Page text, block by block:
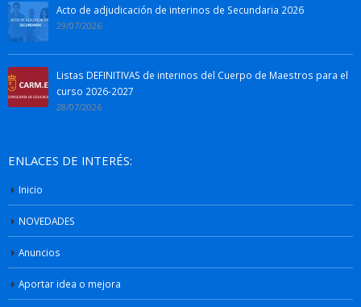
Acto de adjudicación de interinos de Secundaria 2026
29/07/2026
Listas DEFINITIVAS de interinos del Cuerpo de Maestros para el
curso 2026-2027
28/07/2026
ENLACES DE INTERÉS:
Inicio
NOVEDADES
Anuncios
Aportar idea o mejora